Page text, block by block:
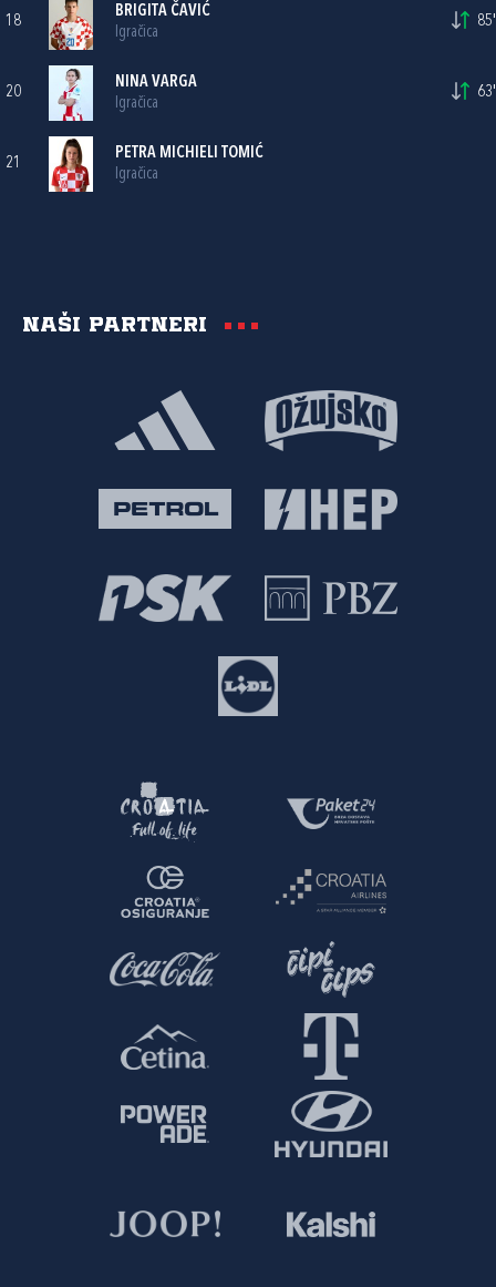
18
BRIGITA ČAVIĆ
Igračica
85'
20
NINA VARGA
Igračica
63'
21
PETRA MICHIELI TOMIĆ
Igračica
Naši partneri